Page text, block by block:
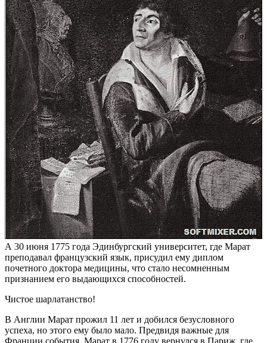
А 30 июня 1775 года Эдинбургский университет, где Марат
преподавал французский язык, присудил ему диплом
почетного доктора медицины, что стало несомненным
признанием его выдающихся способностей.
Чистое шарлатанство!
В Англии Марат прожил 11 лет и добился безусловного
успеха, но этого ему было мало. Предвидя важные для
Франции события, Марат в 1776 году вернулся в Париж, где